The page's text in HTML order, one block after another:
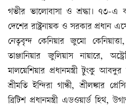
গভীর ভালোবাসা ও শ্রদ্ধা। ৭৩-এ
দেশের রাষ্ট্রনায়ক ও সরকার প্রধান
নেতৃবৃন্দ কেনিয়ার জুমো
তাঞ্জানিয়ার জুলিয়াস নায়ারে,
মালয়েশিয়ার প্রধানমন্ত্রী টুংকু আবদুর
শ্রীমতি ইন্দিরা গান্ধী, শ্রীলঙ্কার
ব্রিটিশ প্রধানমন্ত্রী এডওয়ার্ড হিথ,